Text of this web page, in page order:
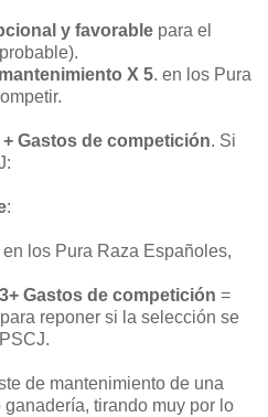
y favorable para el
X 5. en los Pura
Gastos de competición. Si
:
en los Pura Raza Españoles,
Gastos de competición =
reponer si la selección se
de mantenimiento de una
tirando muy por lo